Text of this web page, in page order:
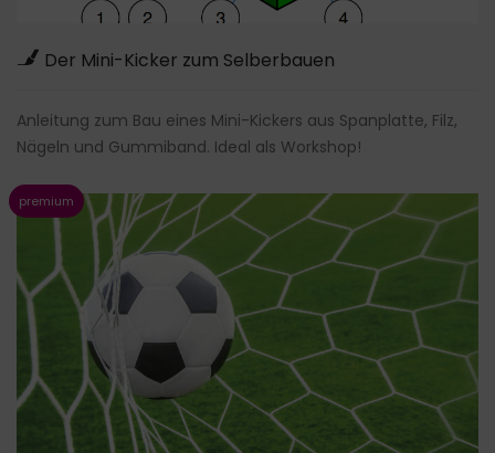
Der Mini-Kicker zum Selberbauen
Anleitung zum Bau eines Mini-Kickers aus Spanplatte, Filz,
Nägeln und Gummiband. Ideal als Workshop!